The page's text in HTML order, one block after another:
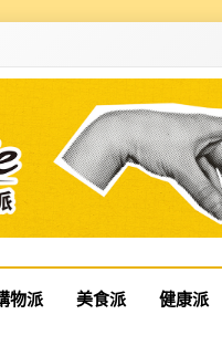
物派 美食派 健康派